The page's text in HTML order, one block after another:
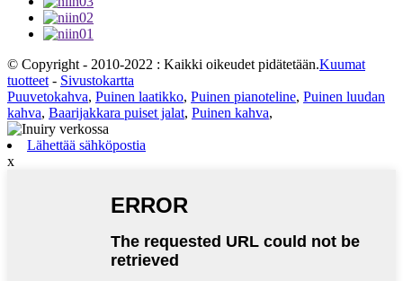
© Copyright - 2010-2022 : Kaikki oikeudet pidätetään.Kuumat
tuotteet - Sivustokartta
Puuvetokahva, Puinen laatikko, Puinen pianoteline, Puinen luudan
kahva, Baarijakkara puiset jalat, Puinen kahva,
Lähettää sähköpostia
x